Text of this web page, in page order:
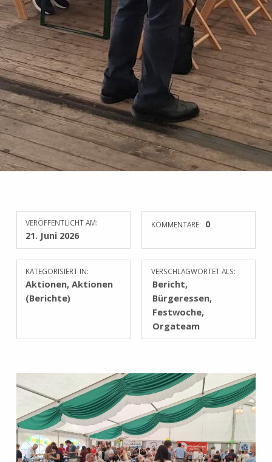
VERÖFFENTLICHT AM:
21. Juni 2026
KOMMENTARE: 0
KATEGORISIERT IN:
Aktionen,Aktionen
(Berichte)
VERSCHLAGWORTET ALS:
Bericht
Bürgeressen
Festwoche
Orgateam